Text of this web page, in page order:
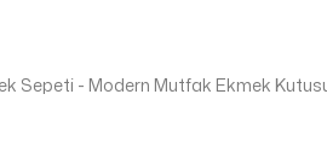
Sepeti - Modern Mutfak Ekmek